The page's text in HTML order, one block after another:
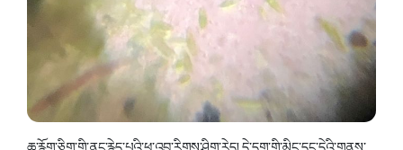
ཆུ་རྙོག་ཅིག་གི་ནང་རྙེད་པའི་ཕྲ་འབུ་རིགས་ཤིག་རེད། དེ་དག་གི་མིང་དང་དེའི་གནས་